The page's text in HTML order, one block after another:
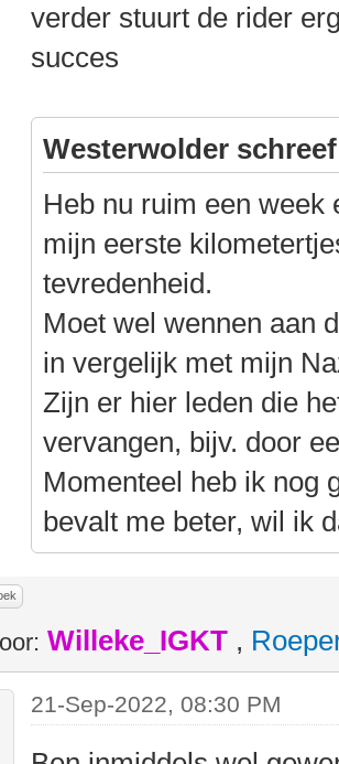
verder stuurt de rider
succes
Westerwolder
Heb nu ruim een week
mijn eerste
tevredenheid.
Moet wel wennen aan
in vergelijk met mijn
Zijn er hier leden die
vervangen, bijv. door
Momenteel heb ik nog
bevalt me beter, wil ik
Willeke_IGKT ,
21-Sep-2022, 08:30 PM